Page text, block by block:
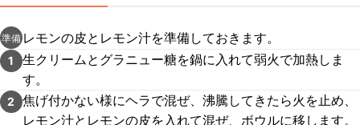
準備 レモンの皮とレモン汁を準備しておきます。
1
生クリームとグラニュー糖を鍋に入れて弱火で加熱しま
す。
2
焦げ付かない様にヘラで混ぜ、沸騰してきたら火を止め、
レモン汁とレモンの皮を入れて混ぜ、ボウルに移します。